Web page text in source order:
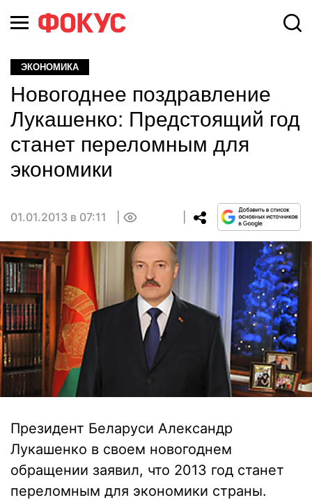
ЭКОНОМИКА
Новогоднее поздравление
Лукашенко: Предстоящий год
станет переломным для
экономики
01.01.2013 в 07:11
Президент Беларуси Александр
Лукашенко в своем новогоднем
обращении заявил, что 2013 год станет
переломным для экономики страны.